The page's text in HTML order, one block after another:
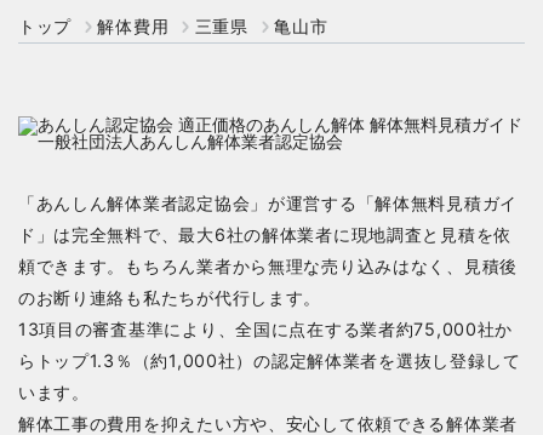
トップ 解体費用 三重県 亀山市
「あんしん解体業者認定協会」が運営する「解体無料見積ガイ
ド」は完全無料で、最大6社の解体業者に現地調査と見積を依
頼できます。もちろん業者から無理な売り込みはなく、見積後
のお断り連絡も私たちが代行します。
13項目の審査基準により、全国に点在する業者約75,000社か
らトップ1.3％（約1,000社）の認定解体業者を選抜し登録して
います。
解体工事の費用を抑えたい方や、安心して依頼できる解体業者